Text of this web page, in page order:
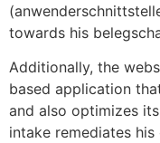
towards his
Additionally, the
based application
and also optimizes
intake remediates